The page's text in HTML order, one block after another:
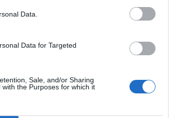
Data.
Data for Targeted
Sale, and/or Sharing
the Purposes for which it